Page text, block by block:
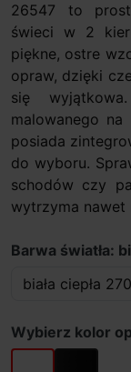
26547 to
świeci w 2
piękne, ostre
opraw, dzięki
się
malowanego
posiada
do wyboru.
schodów czy
wytrzyma nawet
Barwa światła:
Wybierz kolor
biały czarny